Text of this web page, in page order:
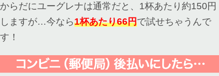
からだにユーグレナは通常だと、1杯あたり約150円
しますが…今なら1杯あたり66円で試せちゃうんで
す！